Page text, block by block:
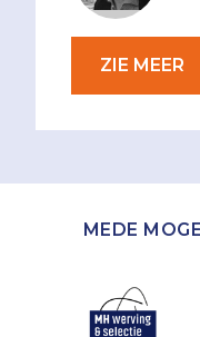
ZIE MEER
MEDE